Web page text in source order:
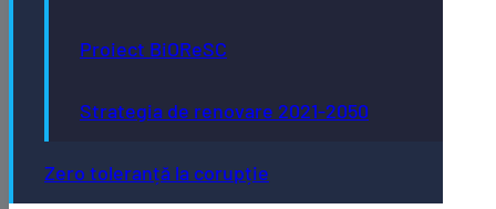
Proiect BiOReSC
Strategia de renovare 2021-2050
Zero toleranță la corupție